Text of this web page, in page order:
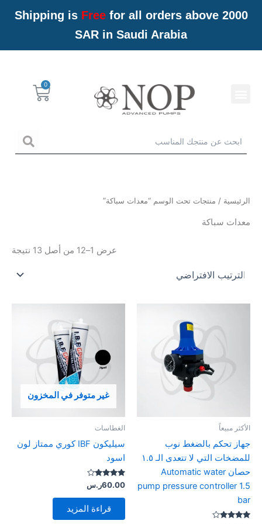
Shipping is Freefor all orders above 2000
SAR in Saudi Arabia
Cart
الرئيسية / منتجات تحت الوسم “معدات سباكة”
معدات سباكة
عرض 1–12 من أصل 13 نتيجة
الأكثر مبيعاً
جهاز تحكم بالضغط نوب
للمضخات التي لا تتعدى الـ ١.٥
حصان Automatic water
pump pressure controller 1.5
bar
غير متوفر في المخزون
الغطاسات
سيليكون IBF كوري ممتاز لون
اسود
تم التقييم
4.00
من 5
60.00ر.س
قراءة المزيد